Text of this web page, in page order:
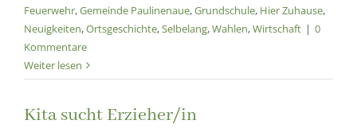
Feuerwehr,Gemeinde Paulinenaue,Grundschule, Hier Zuhause,
Neuigkeiten,Ortsgeschichte,Selbelang,Wahlen,Wirtschaft | 0
Kommentare
Weiter lesen
Kita sucht Erzieher/in